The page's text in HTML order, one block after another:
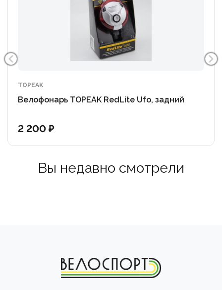
TOPEAK
Велофонарь TOPEAK RedLite Ufo, задний
2 200 ₽
Вы недавно смотрели